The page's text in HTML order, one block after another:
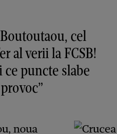
cel
al verii la FCSB!
ce puncte slabe